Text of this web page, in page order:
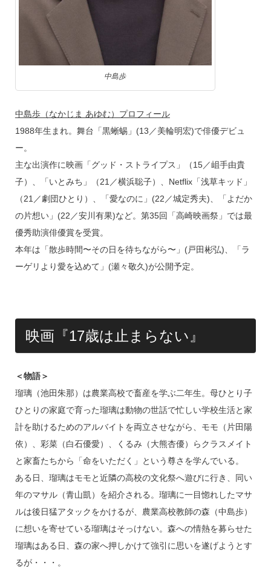
中島歩
中島歩（なかじま あゆむ）プロフィール
1988年生まれ。舞台「黒蜥蜴」(13／美輪明宏)で俳優デビュ
ー。
主な出演作に映画「グッド・ストライプス」（15／岨手由貴
子）、「いとみち」（21／横浜聡子）、Netflix「浅草キッド」
（21／劇団ひとり）、「愛なのに」(22／城定秀夫)、「よだか
の片想い」(22／安川有果)など。第35回「高崎映画祭」では最
優秀助演俳優賞を受賞。
本年は「散歩時間〜その日を待ちながら〜」(戸田彬弘)、「ラ
ーゲリより愛を込めて」(瀬々敬久)が公開予定。
映画『17歳は止まらない』
＜物語＞
瑠璃（池田朱那）は農業高校で畜産を学ぶ二年生。母ひとり子
ひとりの家庭で育った瑠璃は動物の世話で忙しい学校生活と家
計を助けるためのアルバイトを両立させながら、モモ（片田陽
依）、彩菜（白石優愛）、くるみ（大熊杏優）らクラスメイト
と家畜たちから「命をいただく」という尊さを学んでいる。
ある日、瑠璃はモモと近隣の高校の文化祭へ遊びに行き、同い
年のマサル（青山凱）を紹介される。瑠璃に一目惚れしたマサ
ルは後日猛アタックをかけるが、農業高校教師の森（中島歩）
に想いを寄せている瑠璃はそっけない。森への情熱を募らせた
瑠璃はある日、森の家へ押しかけて強引に思いを遂げようとす
るが・・・。